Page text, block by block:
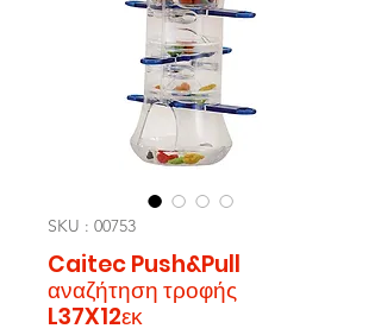
SKU : 00753
Caitec Push&Pull
αναζήτηση τροφής
L37X12εκ